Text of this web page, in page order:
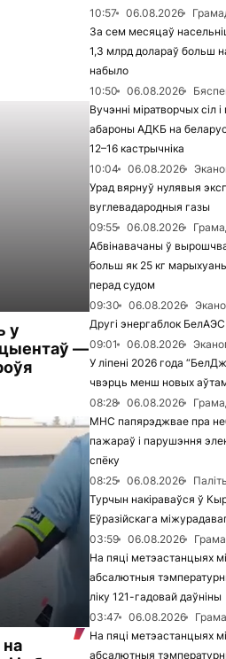
у
—
10:57
06.08.2026
За сем месяцаў
1,3 млрд долараў больш
набыло
10:50
06.08.2026
Вучэнні міратворчых сіл
абароны АДКБ на
12–16 кастрычніка
10:04
06.08.2026
Урад вярнуў нулявыя
вуглевадародныя газы
09:55
06.08.2026
Абвінавачаны ў
больш як 25 кг
перад судом
09:30
06.08.2026
Другі энергаблок
09:01
06.08.2026
У ліпені 2026 года
чвэрць менш новых
08:28
06.08.2026
МНС папярэджвае пра
пажараў і парушэння
спёку
08:25
06.08.2026
Турчын накіраваўся ў
Еўразійскага
03:59
06.08.2026
На пяці метэастанцыях
абсалютныя
ліку 121-гадовай даўніны
03:47
06.08.2026
На пяці метэастанцыях
абсалютныя